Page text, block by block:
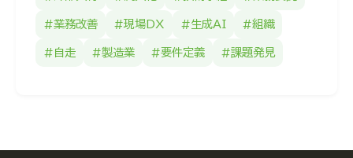
#業務改善 #現場DX #生成AI #組織
#自走 #製造業 #要件定義 #課題発見